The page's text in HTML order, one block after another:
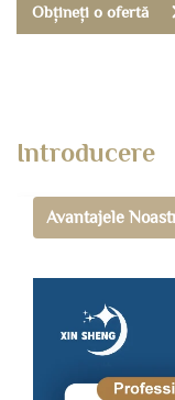
Obțineți o ofertă
Introducere
Avantajele